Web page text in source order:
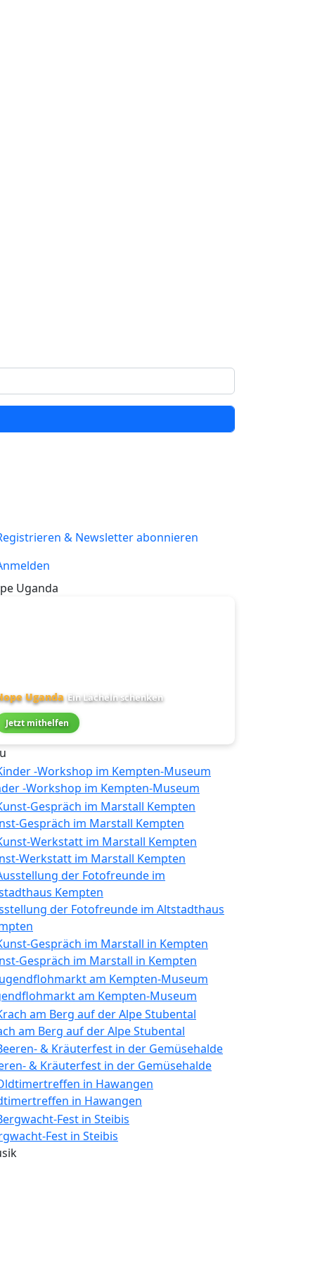
& Newsletter abonnieren
Uganda
Uganda Ein Lächeln schenken
Jetzt mithelfen
-Workshop im Kempten-Museum
Gespräch im Marstall Kempten
Werkstatt im Marstall Kempten
der Fotofreunde im Altstadthaus
Gespräch im Marstall in Kempten
am Kempten-Museum
am Berg auf der Alpe Stubental
& Kräuterfest in der Gemüsehalde
in Hawangen
Fest in Steibis